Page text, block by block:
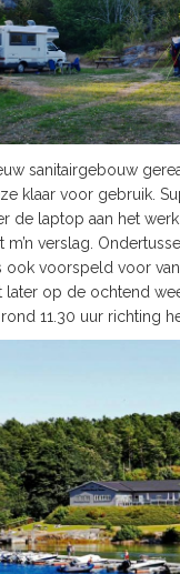
sanitairgebouw
klaar voor gebruik.
de laptop aan het
m’n verslag.
ook voorspeld voor
later op de ochtend
11.30 uur richting